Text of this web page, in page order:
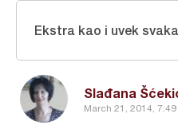
Slađana
March 21, 2014,
Ekstra kao i uvek